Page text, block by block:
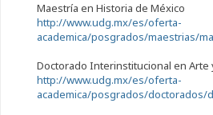
Maestría en Historia de México
http://www.udg.mx/es/oferta-
academica/posgrados/maestrias/
Doctorado Interinstitucional en Arte
http://www.udg.mx/es/oferta-
academica/posgrados/doctorados/